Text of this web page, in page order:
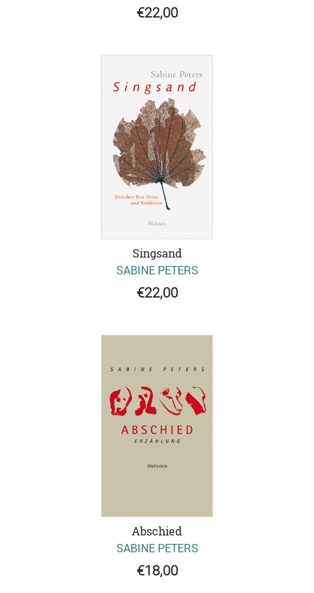
€22,00
Singsand
SABINE PETERS
€22,00
Abschied
SABINE PETERS
€18,00